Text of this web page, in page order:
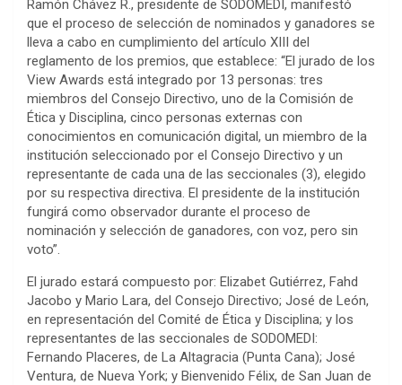
Ramón Chávez R., presidente de SODOMEDI, manifestó
que el proceso de selección de nominados y ganadores se
lleva a cabo en cumplimiento del artículo XIII del
reglamento de los premios, que establece: “El jurado de los
View Awards está integrado por 13 personas: tres
miembros del Consejo Directivo, uno de la Comisión de
Ética y Disciplina, cinco personas externas con
conocimientos en comunicación digital, un miembro de la
institución seleccionado por el Consejo Directivo y un
representante de cada una de las seccionales (3), elegido
por su respectiva directiva. El presidente de la institución
fungirá como observador durante el proceso de
nominación y selección de ganadores, con voz, pero sin
voto”.
El jurado estará compuesto por: Elizabet Gutiérrez, Fahd
Jacobo y Mario Lara, del Consejo Directivo; José de León,
en representación del Comité de Ética y Disciplina; y los
representantes de las seccionales de SODOMEDI:
Fernando Placeres, de La Altagracia (Punta Cana); José
Ventura, de Nueva York; y Bienvenido Félix, de San Juan de